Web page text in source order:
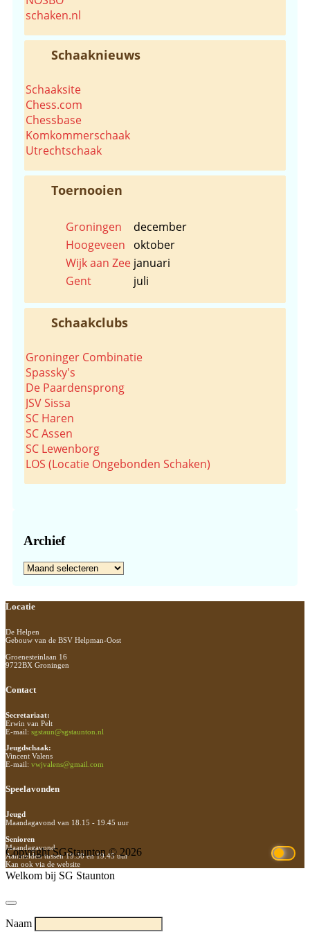
schaken.nl
Schaaknieuws
Schaaksite
Chess.com
Chessbase
Komkommerschaak
Utrechtschaak
Toernooien
Groningen
december
Hoogeveen
oktober
Wijk aan Zee januari
Gent
juli
Schaakclubs
Groninger Combinatie
Spassky's
De Paardensprong
JSV Sissa
SC Haren
SC Assen
SC Lewenborg
LOS (Locatie Ongebonden Schaken)
Archief
Archief
Footer
Locatie
De Helpen
Gebouw van de BSV Helpman-Oost
Groenesteinlaan 16
9722BX Groningen
Contact
Secretariaat:
Erwin van Pelt
E-mail: sgstaun@sgstaunton.nl
Jeugdschaak:
Vincent Valens
E-mail: vwjvalens@gmail.com
Speelavonden
Jeugd
Maandagavond van 18.15 - 19.45 uur
Senioren
Maandagavond
Aanmelden tussen 19.30 en 19.45 uur
Kan ook via de website
Copyright SGStaunton © 2026
Welkom bij SG Staunton
Naam